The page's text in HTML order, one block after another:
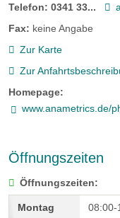
Telefon: 0341 33...
Fax: keine Angabe
Zur Karte
Zur
Homepage:
www.anametrics.de/
Öffnungszeiten
Öffnungszeiten:
08:00-